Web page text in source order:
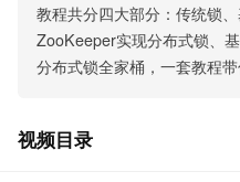
教程共分四大部分：传统锁
ZooKeeper实现分布式锁、
分布式锁全家桶，一套教程
视频目录